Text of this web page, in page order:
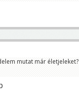
mutat már életjeleket?